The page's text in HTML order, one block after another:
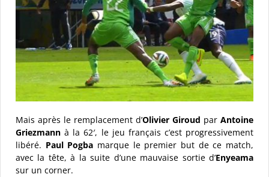
Mais après le remplacement d’Olivier Giroud par Antoine
Griezmann à la 62′, le jeu français c’est progressivement
libéré. Paul Pogba marque le premier but de ce match,
avec la tête, à la suite d’une mauvaise sortie d’Enyeama
sur un corner.